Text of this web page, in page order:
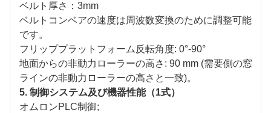
ベルト厚さ：3mm
ベルトコンベアの速度は周波数変換のために調整可能
です。
フリッププラットフォーム反転角度: 0°-90°
地面からの非動力ローラーの高さ: 90 mm (需要側の窓
ラインの非動力ローラーの高さと一致)。
5. 制御システム及び機器性能（1式）
オムロンPLC制御;